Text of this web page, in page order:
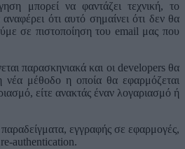
μπορεί να φαντάζει τεχνική, το
ότι αυτό σημαίνει ότι δεν θα
σε πιστοποίηση του email μας που
παρασκηνιακά και οι developers θα
νέα μέθοδο η οποία θα εφαρμόζεται
είτε ανακτάς έναν λογαριασμό ή
εγγραφής σε εφαρμογές,
authentication.